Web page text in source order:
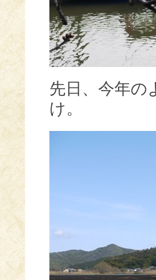
先日、今年の
け。